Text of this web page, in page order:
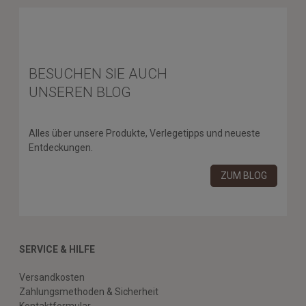
BESUCHEN SIE AUCH
UNSEREN BLOG
Alles über unsere Produkte, Verlegetipps und neueste
Entdeckungen.
ZUM BLOG
SERVICE & HILFE
Versandkosten
Zahlungsmethoden & Sicherheit